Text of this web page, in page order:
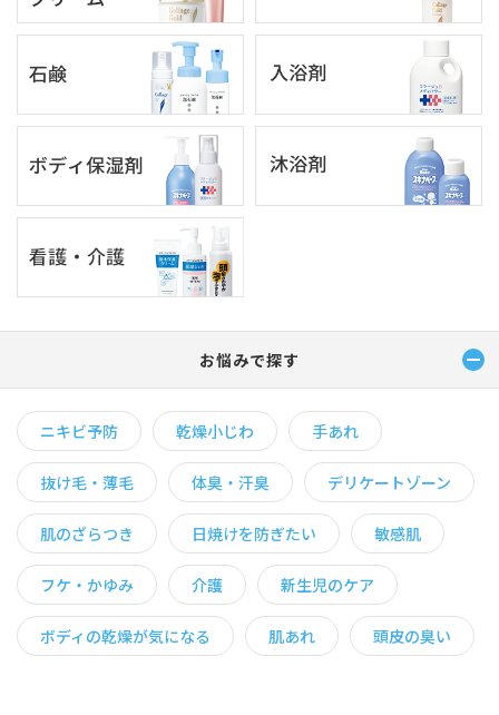
お悩みで探す
ニキビ予防 乾燥小じわ 手あれ
抜け毛・薄毛 体臭・汗臭 デリケートゾーン
肌のざらつき 日焼けを防ぎたい 敏感肌
フケ・かゆみ 介護 新生児のケア
ボディの乾燥が気になる 肌あれ 頭皮の臭い